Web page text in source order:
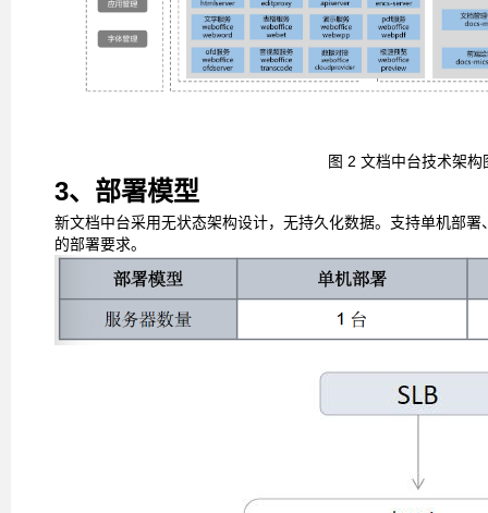
图 2 文档中台技术架构
3、部署模型
新文档中台采用无状态架构设计，无持久化数据。支持单机部署
的部署要求。